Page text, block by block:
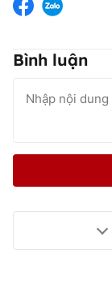
Bình luận